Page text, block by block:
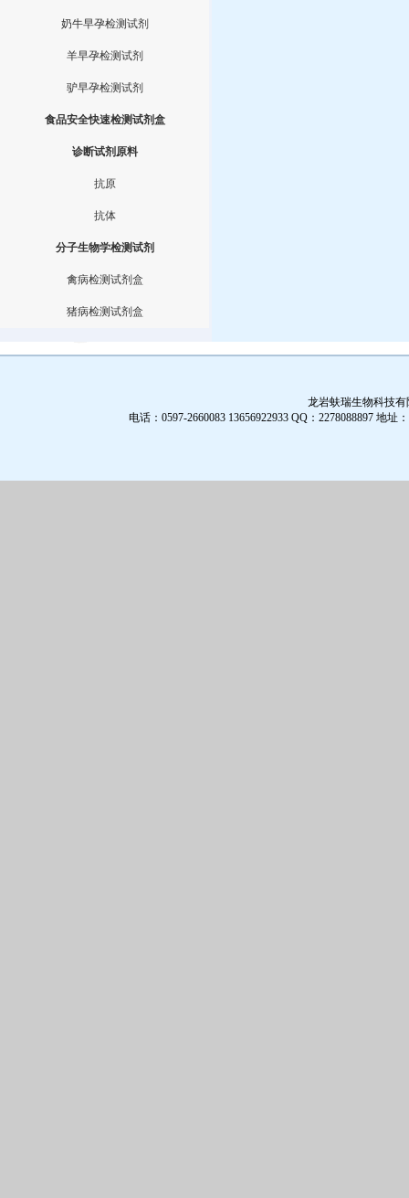
奶牛早孕检测试剂
羊早孕检测试剂
驴早孕检测试剂
食品安全快速检测试剂盒
诊断试剂原料
抗原
抗体
分子生物学检测试剂
禽病检测试剂盒
猪病检测试剂盒
龙岩蚨瑞生物科技
电话：0597-2660083 13656922933 QQ：2278088897 地